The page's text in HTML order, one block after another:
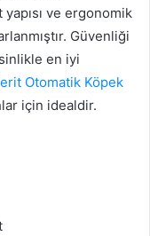
ve ergonomik
Güvenliği
en iyi
Otomatik Köpek
için idealdir.